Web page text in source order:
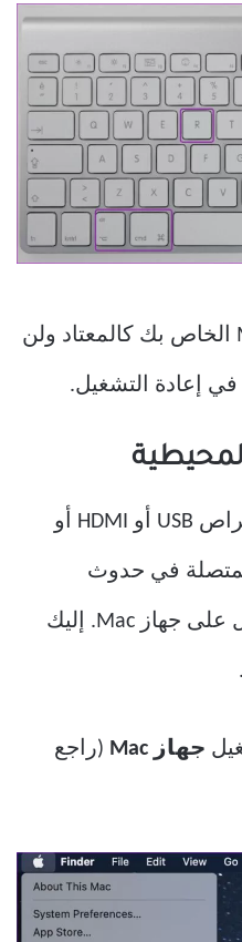
ابدأ في استخدام جهاز Mac الخاص بك كالمعتاد ولن
إعادة التشغيل.
قد يتسبب أحد محركات أقراص USB أو HDMI أو
في حدوث
مشكلات في إعادة التشغيل على جهاز Mac. إليك
جهاز Mac (راجع